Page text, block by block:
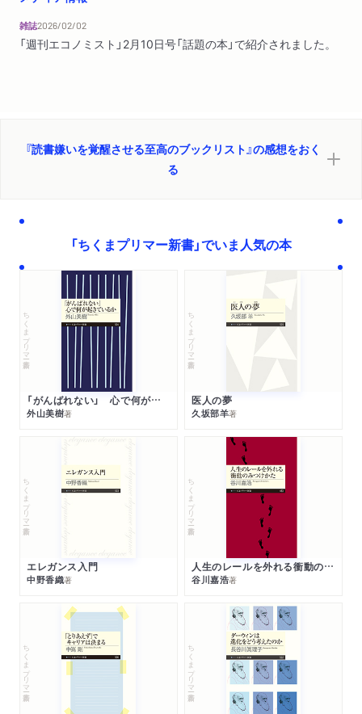
雑誌2026/02/02
「週刊エコノミスト」2月10日号「話題の本」で紹介されました。
『読書嫌いを覚醒させる至高のブックリスト』の感想をおく
る
「ちくまプリマー新書」でいま人気の本
ちくまプリマー新書
「がんばれない」 心で何が起きているか
外山美樹著
ちくまプリマー新書
医人の夢
久坂部羊著
ちくまプリマー新書
エレガンス入門
中野香織著
ちくまプリマー新書
人生のレールを外れる衝動のみつけかた
谷川嘉浩著
ちくまプリマー新書 ちくまプリマー新書